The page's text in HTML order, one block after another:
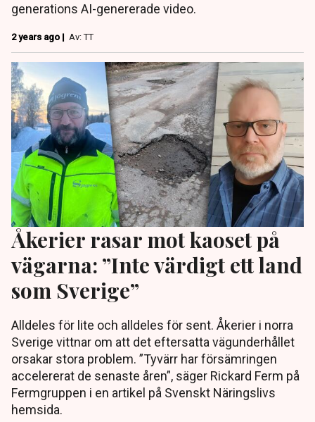
generations AI-genererade video.
2 years ago | Av: TT
Åkerier rasar mot kaoset på
vägarna: ”Inte värdigt ett land
som Sverige”
Alldeles för lite och alldeles för sent. Åkerier i norra
Sverige vittnar om att det eftersatta vägunderhållet
orsakar stora problem. ”Tyvärr har försämringen
accelererat de senaste åren”, säger Rickard Ferm på
Fermgruppen i en artikel på Svenskt Näringslivs
hemsida.